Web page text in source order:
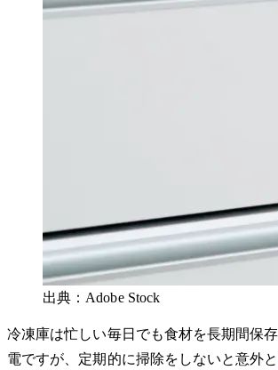
出典：Adobe Stock
冷凍庫は忙しい毎日でも食材を長期間保
電ですが、定期的に掃除をしないと意外と